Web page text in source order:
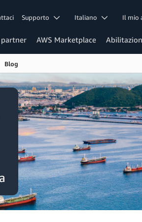
Supporto Italiano Il mio
partner AWS Marketplace
Blog